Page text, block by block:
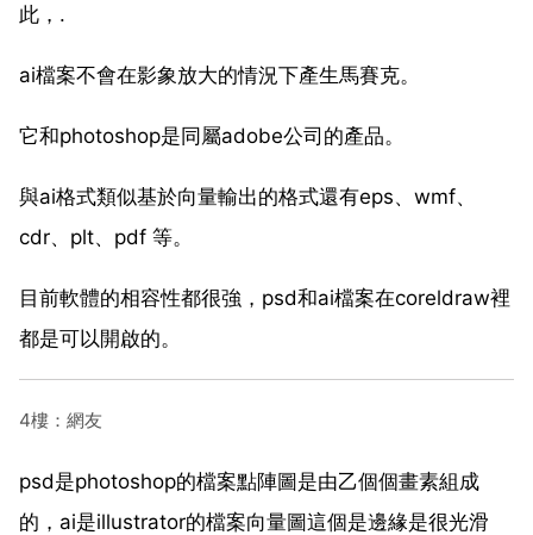
此，.
ai檔案不會在影象放大的情況下產生馬賽克。
它和photoshop是同屬adobe公司的產品。
與ai格式類似基於向量輸出的格式還有eps、wmf、
cdr、plt、pdf 等。
目前軟體的相容性都很強，psd和ai檔案在coreldraw裡
都是可以開啟的。
4樓：網友
psd是photoshop的檔案點陣圖是由乙個個畫素組成
的，ai是illustrator的檔案向量圖這個是邊緣是很光滑